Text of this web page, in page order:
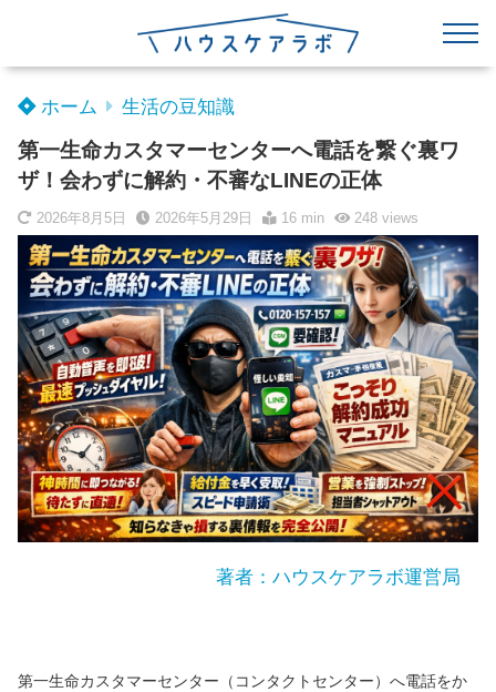
ホーム 生活の豆知識
第一生命カスタマーセンターへ電話を繋ぐ裏ワ
ザ！会わずに解約・不審なLINEの正体
2026年8月5日 2026年5月29日 16 min 248views
著者：ハウスケアラボ運営局
第一生命カスタマーセンター（コンタクトセンター）へ電話をか